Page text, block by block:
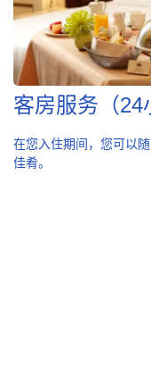
客房服务（24
在您入住期间，您可以
佳肴。